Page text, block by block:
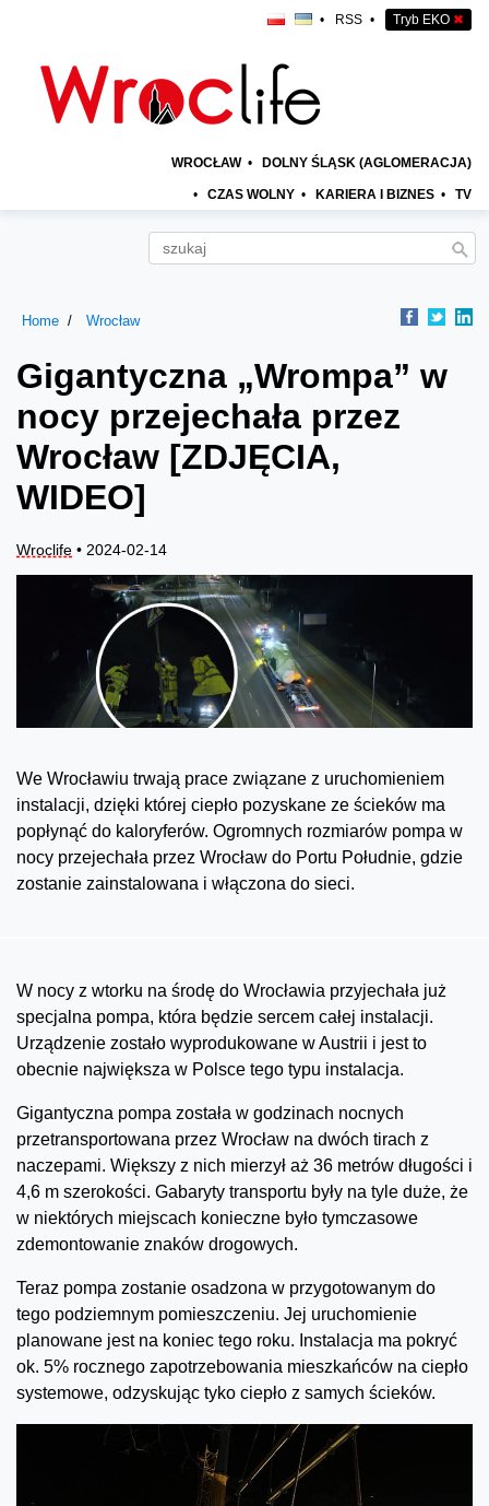
• RSS • Tryb EKO ✖
WROCŁAW • DOLNY ŚLĄSK (AGLOMERACJA)
• CZAS WOLNY • KARIERA I BIZNES • TV
Home Wrocław
Gigantyczna „Wrompa” w
nocy przejechała przez
Wrocław [ZDJĘCIA,
WIDEO]
Wroclife • 2024-02-14
We Wrocławiu trwają prace związane z uruchomieniem
instalacji, dzięki której ciepło pozyskane ze ścieków ma
popłynąć do kaloryferów. Ogromnych rozmiarów pompa w
nocy przejechała przez Wrocław do Portu Południe, gdzie
zostanie zainstalowana i włączona do sieci.
W nocy z wtorku na środę do Wrocławia przyjechała już
specjalna pompa, która będzie sercem całej instalacji.
Urządzenie zostało wyprodukowane w Austrii i jest to
obecnie największa w Polsce tego typu instalacja.
Gigantyczna pompa została w godzinach nocnych
przetransportowana przez Wrocław na dwóch tirach z
naczepami. Większy z nich mierzył aż 36 metrów długości i
4,6 m szerokości. Gabaryty transportu były na tyle duże, że
w niektórych miejscach konieczne było tymczasowe
zdemontowanie znaków drogowych.
Teraz pompa zostanie osadzona w przygotowanym do
tego podziemnym pomieszczeniu. Jej uruchomienie
planowane jest na koniec tego roku. Instalacja ma pokryć
ok. 5% rocznego zapotrzebowania mieszkańców na ciepło
systemowe, odzyskując tyko ciepło z samych ścieków.